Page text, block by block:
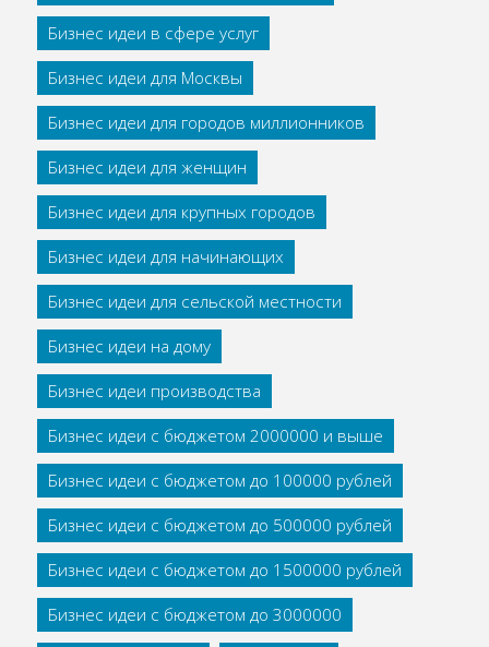
Бизнес идеи в сфере услуг
Бизнес идеи для Москвы
Бизнес идеи для городов миллионников
Бизнес идеи для женщин
Бизнес идеи для крупных городов
Бизнес идеи для начинающих
Бизнес идеи для сельской местности
Бизнес идеи на дому
Бизнес идеи производства
Бизнес идеи с бюджетом 2000000 и выше
Бизнес идеи с бюджетом до 100000 рублей
Бизнес идеи с бюджетом до 500000 рублей
Бизнес идеи с бюджетом до 1500000 рублей
Бизнес идеи с бюджетом до 3000000